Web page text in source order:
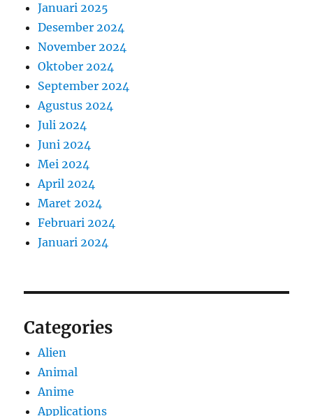
Januari 2025
Desember 2024
November 2024
Oktober 2024
September 2024
Agustus 2024
Juli 2024
Juni 2024
Mei 2024
April 2024
Maret 2024
Februari 2024
Januari 2024
Categories
Alien
Animal
Anime
Applications